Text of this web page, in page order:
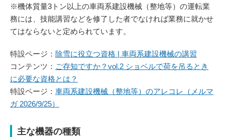
※機体質量3トン以上の車両系建設機械（整地等）の運転業
務には、技能講習などを修了した者でなければ業務に就かせ
てはならないと定められています。
特設ページ： 除雪に役立つ資格 | 車両系建設機械の講習
コンテンツ： ご存知ですか？vol.2 ショベルで荷を吊るとき
に必要な資格とは？
特設ページ： 車両系建設機械（整地等）のアレコレ（メルマ
ガ 2026/9/25）
主な機器の種類